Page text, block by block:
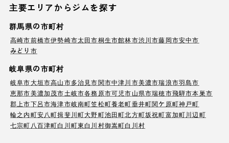
主要エリアからジムを探す
群馬県の市町村
高崎市前橋市伊勢崎市太田市桐生市館林市渋川市藤岡市安中市
みどり市
岐阜県の市町村
岐阜市大垣市高山市多治見市関市中津川市美濃市瑞浪市羽島市
恵那市美濃加茂市土岐市各務原市可児市山県市瑞穂市飛騨市本巣市
郡上市下呂市海津市岐南町笠松町養老町垂井町関ケ原町神戸町
輪之内町安八町揖斐川町大野町池田町北方町坂祝町富加町川辺町
七宗町 八百津町白川町東白川村御嵩町白川村